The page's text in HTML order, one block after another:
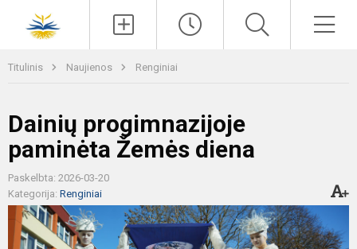
Titulinis Naujienos Renginiai
Dainių progimnazijoje
paminėta Žemės diena
Paskelbta: 2026-03-20
Kategorija: Renginiai